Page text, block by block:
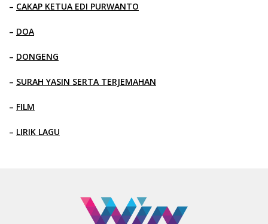
– CAKAP KETUA EDI PURWANTO
– DOA
– DONGENG
– SURAH YASIN SERTA TERJEMAHAN
– FILM
– LIRIK LAGU